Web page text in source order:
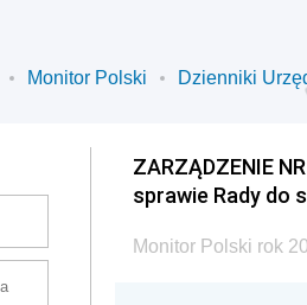
Monitor Polski Dzienniki
ZARZĄDZENIE
sprawie Rady do
Monitor Polski rok